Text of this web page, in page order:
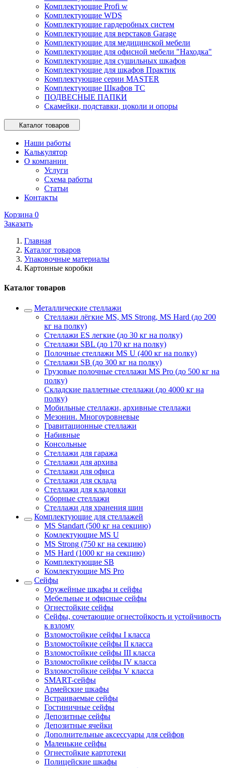
Комплектующие Profi w
Комплектующие WDS
Комплектующие гардеробных систем
Комплектующие для верстаков Garage
Комплектующие для медицинской мебели
Комплектующие для офисной мебели "Находка"
Комплектующие для сушильных шкафов
Комплектующие для шкафов Практик
Комплектующие серии MASTER
Комплектующие Шкафов ТС
ПОДВЕСНЫЕ ПАПКИ
Скамейки, подставки, цоколи и опоры
Каталог товаров
Наши работы
Калькулятор
О компании
Услуги
Схема работы
Статьи
Контакты
Корзина 0
Заказать
Главная
Каталог товаров
Упаковочные материалы
Картонные коробки
Каталог товаров
Металлические стеллажи
Стеллажи лёгкие MS, MS Strong, MS Hard (до 200
кг на полку)
Стеллажи ES легкие (до 30 кг на полку)
Стеллажи SBL (до 170 кг на полку)
Полочные стеллажи MS U (400 кг на полку)
Стеллажи SB (до 300 кг на полку)
Грузовые полочные стеллажи MS Pro (до 500 кг на
полку)
Складские паллетные стеллажи (до 4000 кг на
полку)
Мобильные стеллажи, архивные стеллажи
Мезонин. Многоуровневые
Гравитационные стеллажи
Набивные
Консольные
Стеллажи для гаража
Стеллажи для архива
Стеллажи для офиса
Стеллажи для склада
Стеллажи для кладовки
Сборные стеллажи
Стеллажи для хранения шин
Комплектующие для стеллажей
MS Standart (500 кг на секцию)
Комлектующие MS U
MS Strong (750 кг на секцию)
MS Hard (1000 кг на секцию)
Комплектующие SB
Комлектующие MS Pro
Сейфы
Оружейные шкафы и сейфы
Мебельные и офисные сейфы
Огнестойкие сейфы
Сейфы, сочетающие огнестойкость и устойчивость
к взлому
Взломостойкие сейфы I класса
Взломостойкие сейфы II класса
Взломостойкие сейфы III класса
Взломостойкие сейфы IV класса
Взломостойкие сейфы V класса
SMART-сейфы
Армейские шкафы
Встраиваемые сейфы
Гостиничные сейфы
Депозитные сейфы
Депозитные ячейки
Дополнительные аксессуары для сейфов
Маленькие сейфы
Огнестойкие картотеки
Полицейские шкафы